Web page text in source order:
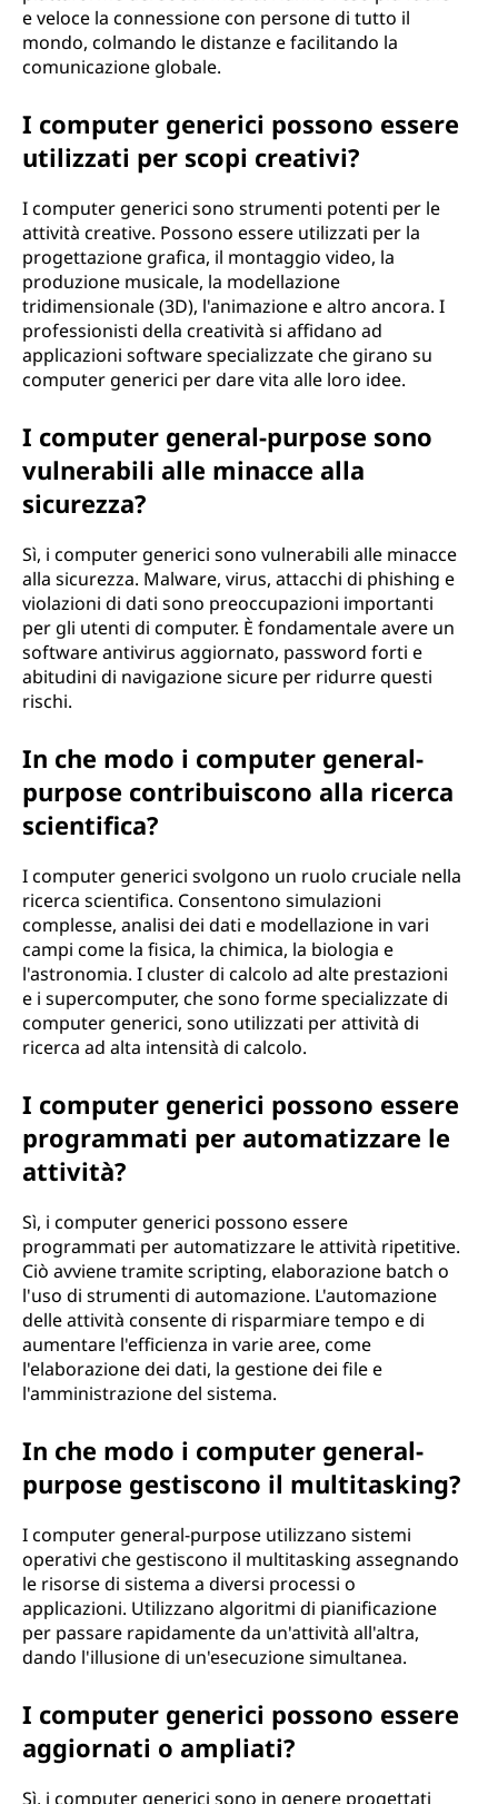
e veloce la connessione con persone di tutto il
mondo, colmando le distanze e facilitando la
comunicazione globale.
I computer generici possono essere
utilizzati per scopi creativi?
I computer generici sono strumenti potenti per le
attività creative. Possono essere utilizzati per la
progettazione grafica, il montaggio video, la
produzione musicale, la modellazione
tridimensionale (3D), l'animazione e altro ancora. I
professionisti della creatività si affidano ad
applicazioni software specializzate che girano su
computer generici per dare vita alle loro idee.
I computer general-purpose sono
vulnerabili alle minacce alla
sicurezza?
Sì, i computer generici sono vulnerabili alle minacce
alla sicurezza. Malware, virus, attacchi di phishing e
violazioni di dati sono preoccupazioni importanti
per gli utenti di computer. È fondamentale avere un
software antivirus aggiornato, password forti e
abitudini di navigazione sicure per ridurre questi
rischi.
In che modo i computer general-
purpose contribuiscono alla ricerca
scientifica?
I computer generici svolgono un ruolo cruciale nella
ricerca scientifica. Consentono simulazioni
complesse, analisi dei dati e modellazione in vari
campi come la fisica, la chimica, la biologia e
l'astronomia. I cluster di calcolo ad alte prestazioni
e i supercomputer, che sono forme specializzate di
computer generici, sono utilizzati per attività di
ricerca ad alta intensità di calcolo.
I computer generici possono essere
programmati per automatizzare le
attività?
Sì, i computer generici possono essere
programmati per automatizzare le attività ripetitive.
Ciò avviene tramite scripting, elaborazione batch o
l'uso di strumenti di automazione. L'automazione
delle attività consente di risparmiare tempo e di
aumentare l'efficienza in varie aree, come
l'elaborazione dei dati, la gestione dei file e
l'amministrazione del sistema.
In che modo i computer general-
purpose gestiscono il multitasking?
I computer general-purpose utilizzano sistemi
operativi che gestiscono il multitasking assegnando
le risorse di sistema a diversi processi o
applicazioni. Utilizzano algoritmi di pianificazione
per passare rapidamente da un'attività all'altra,
dando l'illusione di un'esecuzione simultanea.
I computer generici possono essere
aggiornati o ampliati?
Sì, i computer generici sono in genere progettati